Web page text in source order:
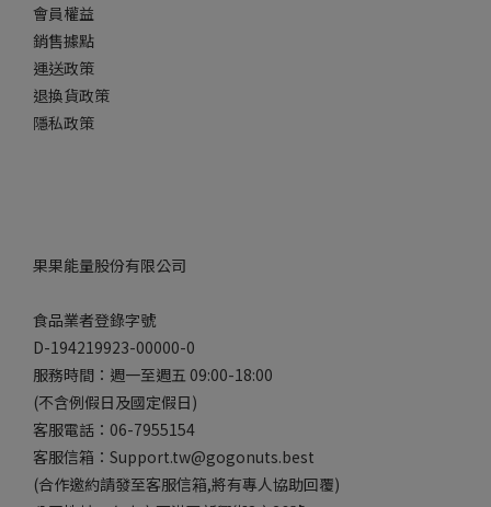
會員權益
銷售據點
運送政策
退換貨政策
隱私政策
果果能量股份有限公司
食品業者登錄字號
D-194219923-00000-0
服務時間：週一至週五 09:00-18:00
(不含例假日及國定假日)
客服電話：06-7955154
客服信箱：Support.tw@gogonuts.best
(合作邀約請發至客服信箱,將有專人協助回覆)